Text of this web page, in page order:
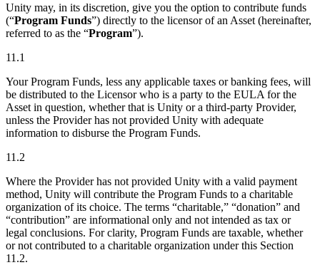
Unity may, in its discretion, give you the option to contribute funds
(“Program Funds”) directly to the licensor of an Asset (hereinafter,
referred to as the “Program”).
11.1
Your Program Funds, less any applicable taxes or banking fees, will
be distributed to the Licensor who is a party to the EULA for the
Asset in question, whether that is Unity or a third-party Provider,
unless the Provider has not provided Unity with adequate
information to disburse the Program Funds.
11.2
Where the Provider has not provided Unity with a valid payment
method, Unity will contribute the Program Funds to a charitable
organization of its choice. The terms “charitable,” “donation” and
“contribution” are informational only and not intended as tax or
legal conclusions. For clarity, Program Funds are taxable, whether
or not contributed to a charitable organization under this Section
11.2.